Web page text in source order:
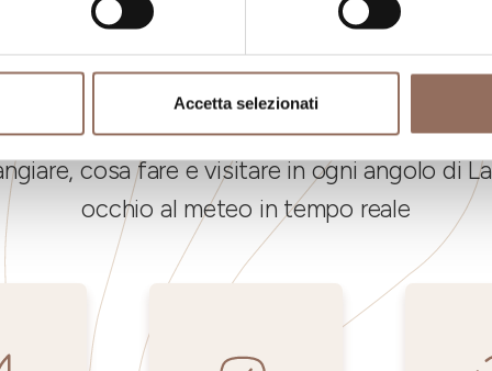
Accetta selezionati
La tua vacanza
cosa fare e visitare in ogni angolo di
occhio al meteo in tempo reale